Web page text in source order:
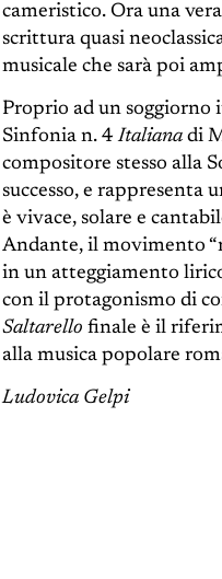
cameristico. Ora una
scrittura quasi
musicale che sarà poi
Proprio ad un
Sinfonia n. 4Italianadi
compositore stesso alla
successo, e rappresenta
è vivace, solare e
Andante, il movimento
in un atteggiamento
con il protagonismo di
Saltarello finale è il
alla musica popolare
Ludovica Gelpi